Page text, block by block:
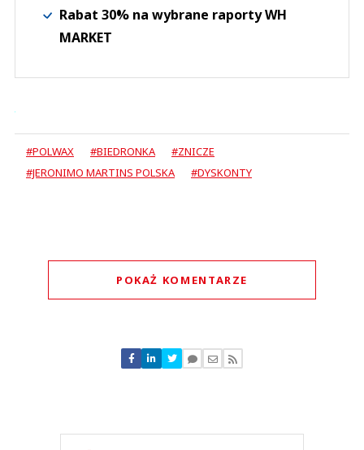
Rabat 30% na wybrane raporty WH
MARKET
#POLWAX #BIEDRONKA
#ZNICZE
#JERONIMO MARTINS POLSKA
#DYSKONTY
POKAŻ KOMENTARZE
Nie znaleziono komentarzy
Zostaw swoje komentarze